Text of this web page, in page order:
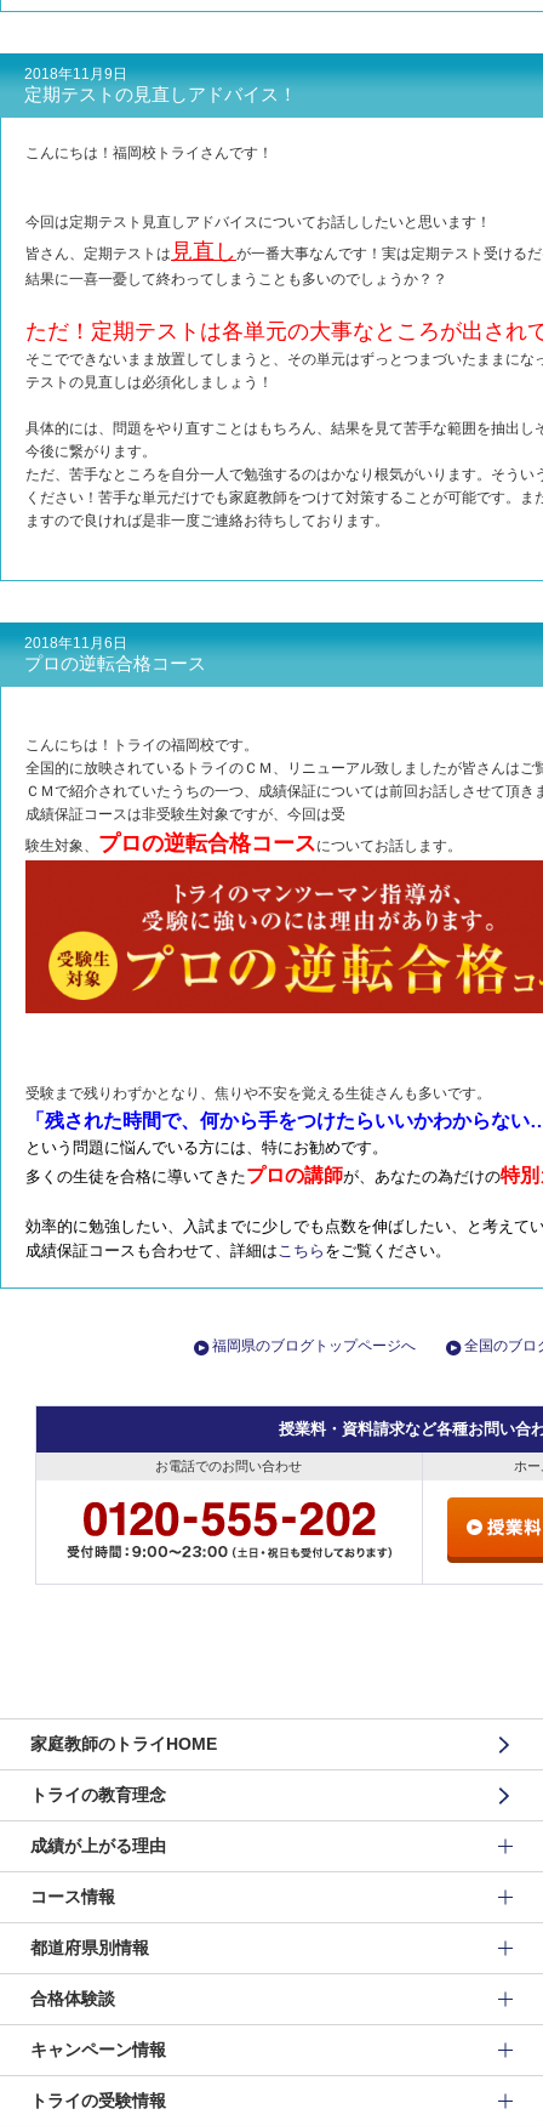
2018年11月9日
定期テストの見直しアドバイス！
こんにちは！福岡校トライさんです！
今回は定期テスト見直しアドバイスについてお話ししたいと思います！
皆さん、定期テストは 見直し が一番大事なんです！実は定期テスト受ける
結果に一喜一憂して終わってしまうことも多いのでしょうか？？
ただ！定期テストは各単元の大事なところが出され
そこでできないまま放置してしまうと、その単元はずっとつまづいたままに
テストの見直しは必須化しましょう！
具体的には、問題をやり直すことはもちろん、結果を見て苦手な範囲を抽出
今後に繋がります。
ただ、苦手なところを自分一人で勉強するのはかなり根気がいります。そう
ください！苦手な単元だけでも家庭教師をつけて対策することが可能です。
ますので良ければ是非一度ご連絡お待ちしております。
2018年11月6日
プロの逆転合格コース
こんにちは！トライの福岡校です。
全国的に放映されているトライのＣＭ、リニューアル致しましたが皆さんはご
ＣＭで紹介されていたうちの一つ、成績保証については前回お話しさせて頂き
成績保証コースは非受験生対象ですが、今回は受
験生対象、 プロの逆転合格コースについてお話します。
受験まで残りわずかとなり、焦りや不安を覚える生徒さんも多いです。
「残された時間で、何から手をつけたらいいかわからない
という問題に悩んでいる方には、特にお勧めです。
多くの生徒を合格に導いてきたプロの講師が、あなたの為だけの特
効率的に勉強したい、入試までに少しでも点数を伸ばしたい、と考えて
成績保証コースも合わせて、詳細はこちら をご覧ください。
福岡県のブログトップページへ 全国のブロ
授業料・資料請求など各種お問い合
お電話でのお問い合わせ ホ
家庭教師のトライHOME
トライの教育理念
成績が上がる理由
コース情報
都道府県別情報
合格体験談
キャンペーン情報
トライの受験情報